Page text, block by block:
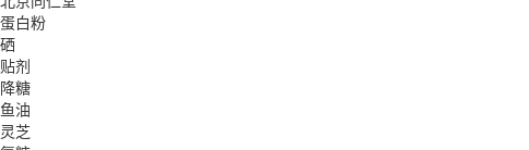
蛋白粉
硒
贴剂
降糖
鱼油
灵芝